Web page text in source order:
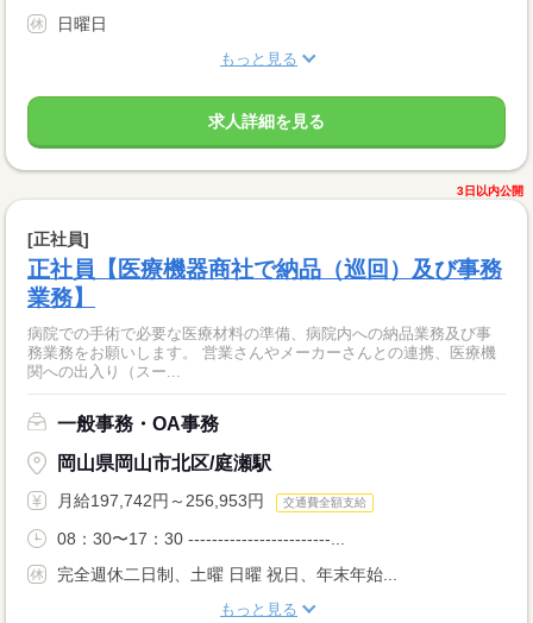
日曜日
もっと見る
求人詳細を見る
3日以内公開
[正社員]
正社員【医療機器商社で納品（巡回）及び事務
業務】
病院での手術で必要な医療材料の準備、病院内への納品業務及び事
務業務をお願いします。 営業さんやメーカーさんとの連携、医療機
関への出入り（スー...
一般事務・OA事務
岡山県岡山市北区/庭瀬駅
月給197,742円～256,953円 交通費全額支給
08：30〜17：30 ------------------------...
完全週休二日制、土曜 日曜 祝日、年末年始...
もっと見る